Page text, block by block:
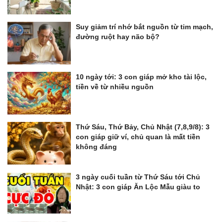
Suy giảm trí nhớ bắt nguồn từ tim mạch,
đường ruột hay não bộ?
10 ngày tới: 3 con giáp mở kho tài lộc,
tiền về từ nhiều nguồn
Thứ Sáu, Thứ Bảy, Chủ Nhật (7,8,9/8): 3
con giáp giữ ví, chủ quan là mất tiền
không đáng
3 ngày cuối tuần từ Thứ Sáu tới Chủ
Nhật: 3 con giáp Ăn Lộc Mẫu giàu to